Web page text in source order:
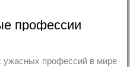
профессии
профессий в мире